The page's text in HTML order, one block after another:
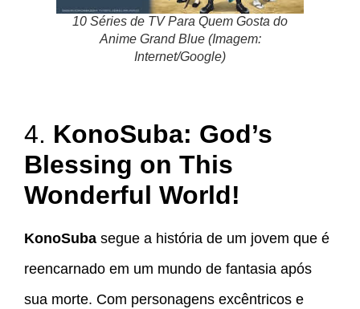
10 Séries de TV Para Quem Gosta do
Anime Grand Blue (Imagem:
Internet/Google)
4. KonoSuba: God’s
Blessing on This
Wonderful World!
KonoSuba segue a história de um jovem que é
reencarnado em um mundo de fantasia após
sua morte. Com personagens excêntricos e